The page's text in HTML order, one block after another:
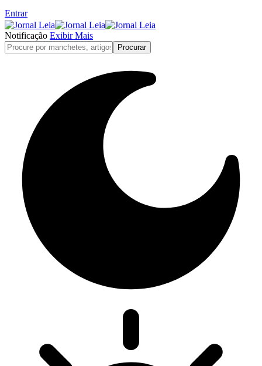
Entrar
Notificação Exibir Mais